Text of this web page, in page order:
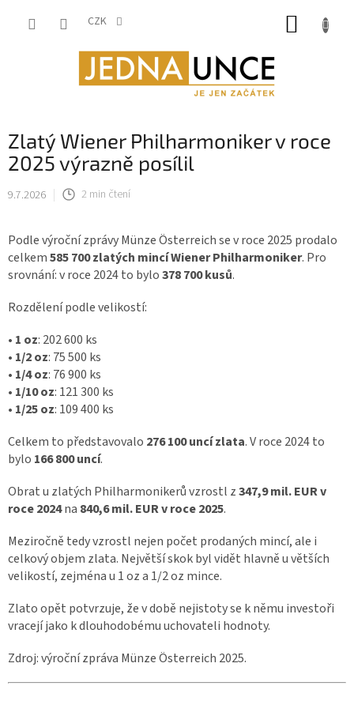
CZK
Zlatý Wiener Philharmoniker v roce
2025 výrazně posílil
9.7.2026 2 min čtení
Podle výroční zprávy Münze Österreich se v roce 2025 prodalo
celkem585 700 zlatých mincí Wiener Philharmoniker. Pro
srovnání: v roce 2024 to bylo378 700 kusů.
Rozdělení podle velikostí:
• 1 oz: 202 600 ks
• 1/2 oz: 75 500 ks
• 1/4 oz: 76 900 ks
• 1/10 oz: 121 300 ks
• 1/25 oz: 109 400 ks
Celkem to představovalo 276 100 uncí zlata. V roce 2024 to
bylo 166 800 uncí.
Obrat u zlatých Philharmonikerů vzrostl z347,9 mil. EUR v
roce 2024na 840,6 mil. EUR v roce 2025.
Meziročně tedy vzrostl nejen počet prodaných mincí, ale i
celkový objem zlata. Největší skok byl vidět hlavně u větších
velikostí, zejména u 1 oz a 1/2 oz mince.
Zlato opět potvrzuje, že v době nejistoty se k němu investoři
vracejí jako k dlouhodobému uchovateli hodnoty.
Zdroj: výroční zpráva Münze Österreich 2025.